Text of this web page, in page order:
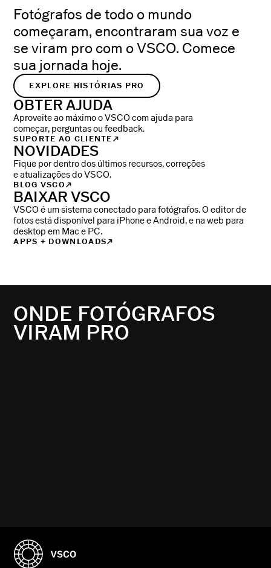
Fotógrafos de todo o mundo
começaram, encontraram sua voz e
se viram pro com o VSCO. Comece
sua jornada hoje.
EXPLORE HISTÓRIAS PRO
OBTER AJUDA
Aproveite ao máximo o VSCO com ajuda para
começar, perguntas ou feedback.
SUPORTE AO CLIENTE
NOVIDADES
Fique por dentro dos últimos recursos, correções
e atualizações do VSCO.
BLOG VSCO
BAIXAR VSCO
VSCO é um sistema conectado para fotógrafos. O editor de
fotos está disponível para iPhone e Android, e na web para
desktop em Mac e PC.
APPS + DOWNLOADS
ONDE FOTÓGRAFOS
VIRAM PRO